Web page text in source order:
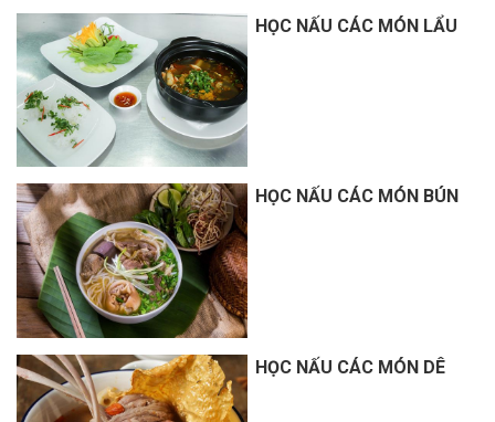
HỌC NẤU CÁC MÓN LẨU
HỌC NẤU CÁC MÓN BÚN
HỌC NẤU CÁC MÓN DÊ